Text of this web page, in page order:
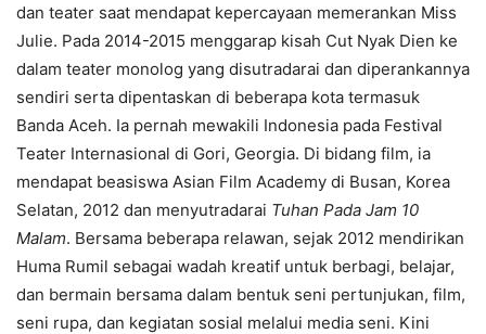
dan teater saat mendapat kepercayaan memerankan Miss
Julie. Pada 2014-2015 menggarap kisah Cut Nyak Dien ke
dalam teater monolog yang disutradarai dan diperankannya
sendiri serta dipentaskan di beberapa kota termasuk
Banda Aceh. Ia pernah mewakili Indonesia pada Festival
Teater Internasional di Gori, Georgia. Di bidang film, ia
mendapat beasiswa Asian Film Academy di Busan, Korea
Selatan, 2012 dan menyutradarai Tuhan Pada Jam 10
Malam. Bersama beberapa relawan, sejak 2012 mendirikan
Huma Rumil sebagai wadah kreatif untuk berbagi, belajar,
dan bermain bersama dalam bentuk seni pertunjukan, film,
seni rupa, dan kegiatan sosial melalui media seni. Kini